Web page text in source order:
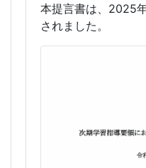
本提言書は、2025
されました。